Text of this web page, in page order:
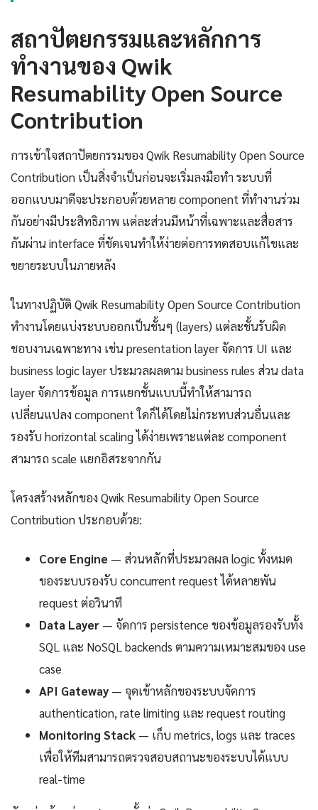
สถาปัตยกรรมและหลักการ
ทำงานของ Qwik
Resumability Open Source
Contribution
การเข้าใจสถาปัตยกรรมของ Qwik Resumability Open Source
Contribution เป็นสิ่งจำเป็นก่อนจะเริ่มลงมือทำ ระบบที่
ออกแบบมาดีจะประกอบด้วยหลาย component ที่ทำงานร่วม
กันอย่างมีประสิทธิภาพ แต่ละส่วนมีหน้าที่เฉพาะและสื่อสาร
กันผ่าน interface ที่ชัดเจนทำให้ง่ายต่อการทดสอบแก้ไขและ
ขยายระบบในภายหลัง
ในทางปฏิบัติ Qwik Resumability Open Source Contribution
ทำงานโดยแบ่งระบบออกเป็นชั้นๆ (layers) แต่ละชั้นรับผิด
ชอบงานเฉพาะทาง เช่น presentation layer จัดการ UI และ
business logic layer ประมวลผลตาม business rules ส่วน data
layer จัดการข้อมูล การแยกชั้นแบบนี้ทำให้สามารถ
เปลี่ยนแปลง component ใดก็ได้โดยไม่กระทบส่วนอื่นและ
รองรับ horizontal scaling ได้ง่ายเพราะแต่ละ component
สามารถ scale แยกอิสระจากกัน
โครงสร้างหลักของ Qwik Resumability Open Source
Contribution ประกอบด้วย:
Core Engine — ส่วนหลักที่ประมวลผล logic ทั้งหมด
ของระบบรองรับ concurrent request ได้หลายพัน
request ต่อวินาที
Data Layer — จัดการ persistence ของข้อมูลรองรับทั้ง
SQL และ NoSQL backends ตามความเหมาะสมของ use
case
API Gateway — จุดเข้าหลักของระบบจัดการ
authentication, rate limiting และ request routing
Monitoring Stack — เก็บ metrics, logs และ traces
เพื่อให้ทีมสามารถตรวจสอบสถานะของระบบได้แบบ
real-time